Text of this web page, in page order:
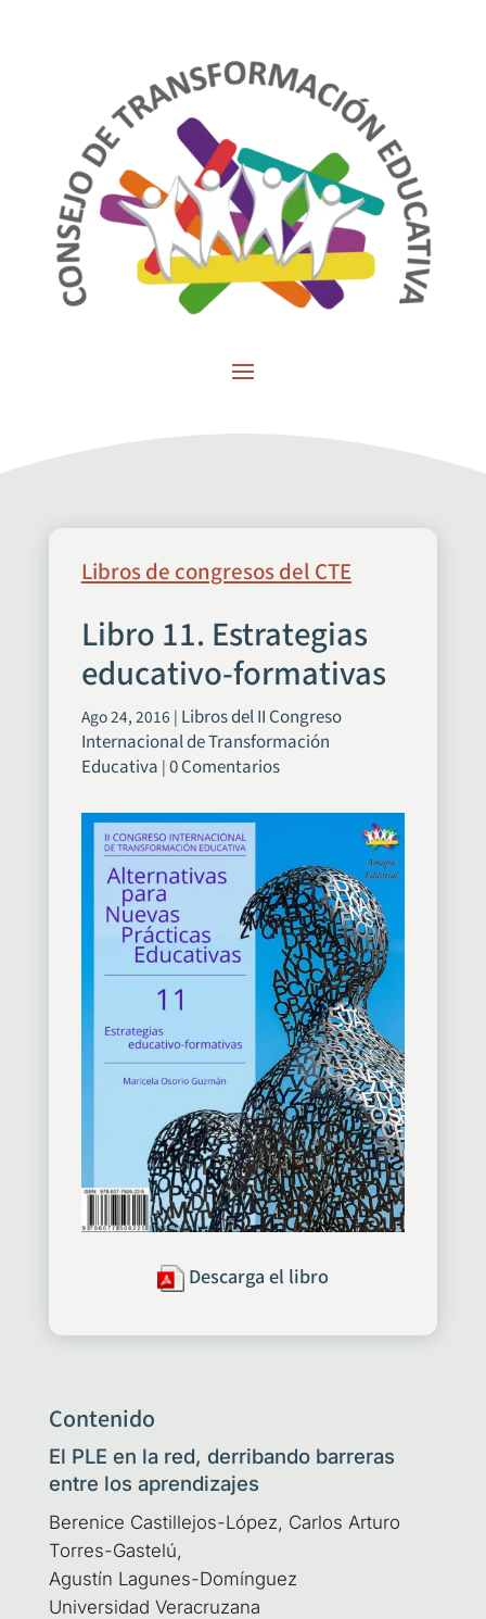
Libros de congresos del CTE
Libro 11. Estrategias
educativo-formativas
Ago 24, 2016 | Libros del II Congreso
Internacional de Transformación
Educativa | 0 Comentarios
Descarga el libro
Contenido
El PLE en la red, derribando barreras
entre los aprendizajes
Bere­ni­ce Cas­ti­lle­jos-López, Car­los Artu­ro
Torres-Gas­te­lú,
Agus­tín Lagu­nes-Domín­guez
Uni­ver­si­dad Veracruzana